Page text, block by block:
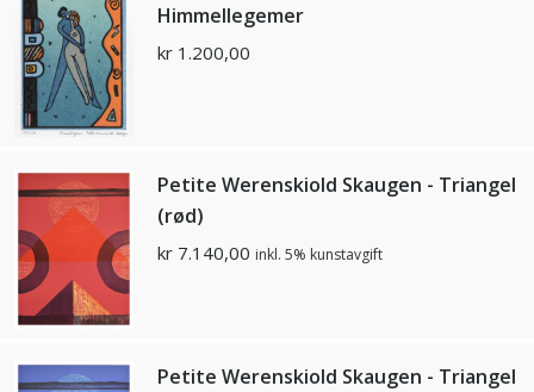
Himmellegemer
kr 1.200,00
Petite Werenskiold Skaugen - Triangel
(rød)
kr 7.140,00 inkl. 5% kunstavgift
Petite Werenskiold Skaugen - Triangel